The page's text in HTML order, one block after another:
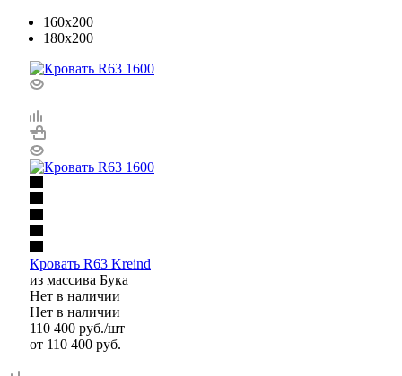
160x200
180x200
Кровать R63 Kreind
из массива Бука
Нет в наличии
Нет в наличии
110 400 руб./шт
от 110 400 руб.